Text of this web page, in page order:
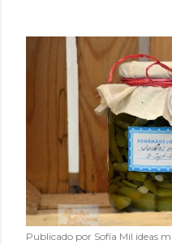
Publicado por Sofía Mil ideas